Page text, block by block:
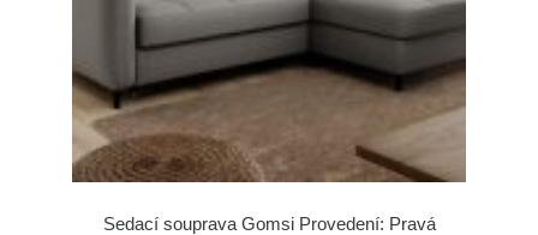
Sedací souprava Gomsi Provedení: Pravá